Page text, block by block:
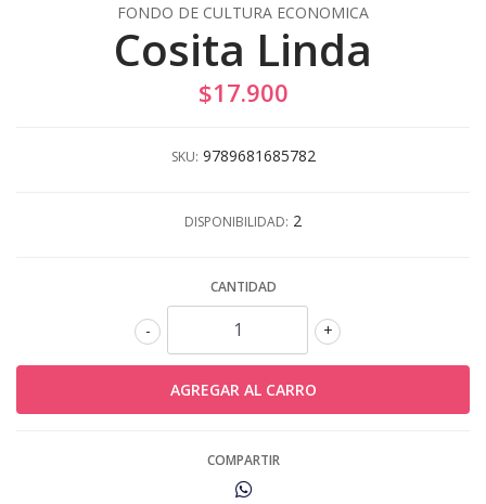
FONDO DE CULTURA ECONOMICA
Cosita Linda
$17.900
SKU: 9789681685782
DISPONIBILIDAD: 2
CANTIDAD
+
-
COMPARTIR